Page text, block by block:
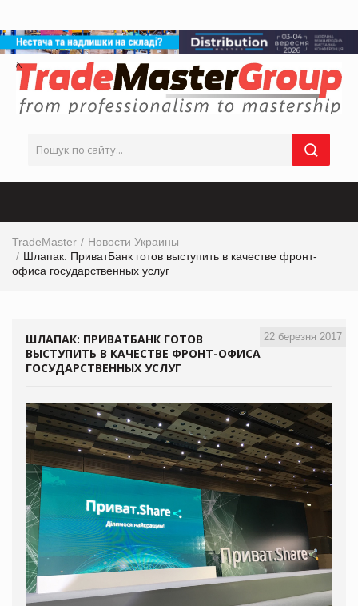
TradeMaster
Новости Украины
Шлапак: ПриватБанк готов выступить в качестве фронт-
офиса государственных услуг
22 березня 2017
ШЛАПАК: ПРИВАТБАНК ГОТОВ
ВЫСТУПИТЬ В КАЧЕСТВЕ ФРОНТ-ОФИСА
ГОСУДАРСТВЕННЫХ УСЛУГ